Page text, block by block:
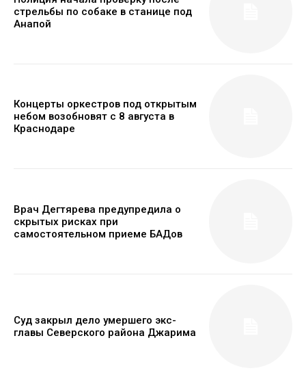
стрельбы по собаке в станице под
Анапой
Концерты оркестров под открытым
небом возобновят с 8 августа в
Краснодаре
Врач Дегтярева предупредила о
скрытых рисках при
самостоятельном приеме БАДов
Суд закрыл дело умершего экс-
главы Северского района Джарима